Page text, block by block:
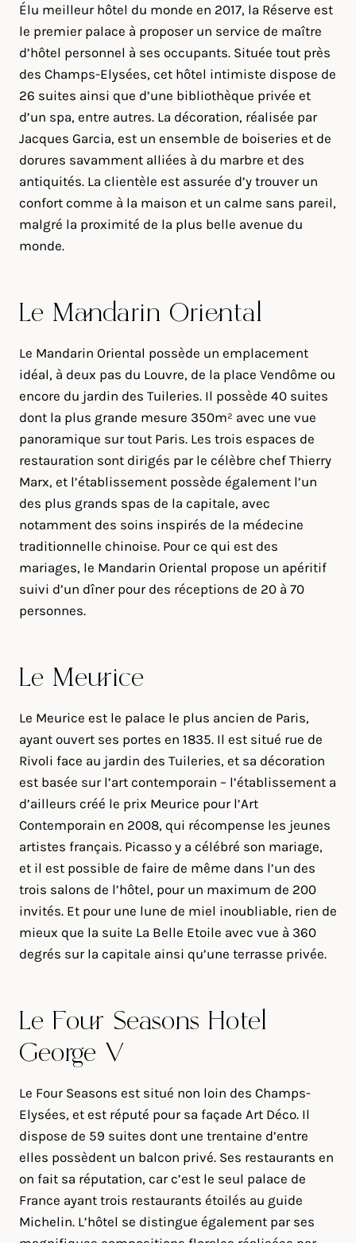
Élu meilleur hôtel du monde en 2017, la Réserve est
le premier palace à proposer un service de maître
d’hôtel personnel à ses occupants. Située tout près
des Champs-Elysées, cet hôtel intimiste dispose de
26 suites ainsi que d’une bibliothèque privée et
d’un spa, entre autres. La décoration, réalisée par
Jacques Garcia, est un ensemble de boiseries et de
dorures savamment alliées à du marbre et des
antiquités. La clientèle est assurée d’y trouver un
confort comme à la maison et un calme sans pareil,
malgré la proximité de la plus belle avenue du
monde.
Le Mandarin Oriental
Le Mandarin Oriental possède un emplacement
idéal, à deux pas du Louvre, de la place Vendôme ou
encore du jardin des Tuileries. Il possède 40 suites
dont la plus grande mesure 350m² avec une vue
panoramique sur tout Paris. Les trois espaces de
restauration sont dirigés par le célèbre chef Thierry
Marx, et l’établissement possède également l’un
des plus grands spas de la capitale, avec
notamment des soins inspirés de la médecine
traditionnelle chinoise. Pour ce qui est des
mariages, le Mandarin Oriental propose un apéritif
suivi d’un dîner pour des réceptions de 20 à 70
personnes.
Le Meurice
Le Meurice est le palace le plus ancien de Paris,
ayant ouvert ses portes en 1835. Il est situé rue de
Rivoli face au jardin des Tuileries, et sa décoration
est basée sur l’art contemporain – l’établissement a
d’ailleurs créé le prix Meurice pour l’Art
Contemporain en 2008, qui récompense les jeunes
artistes français. Picasso y a célébré son mariage,
et il est possible de faire de même dans l’un des
trois salons de l’hôtel, pour un maximum de 200
invités. Et pour une lune de miel inoubliable, rien de
mieux que la suite La Belle Etoile avec vue à 360
degrés sur la capitale ainsi qu’une terrasse privée.
Le Four Seasons Hôtel
George V
Le Four Seasons est situé non loin des Champs-
Elysées, et est réputé pour sa façade Art Déco. Il
dispose de 59 suites dont une trentaine d’entre
elles possèdent un balcon privé. Ses restaurants en
on fait sa réputation, car c’est le seul palace de
France ayant trois restaurants étoilés au guide
Michelin. L’hôtel se distingue également par ses